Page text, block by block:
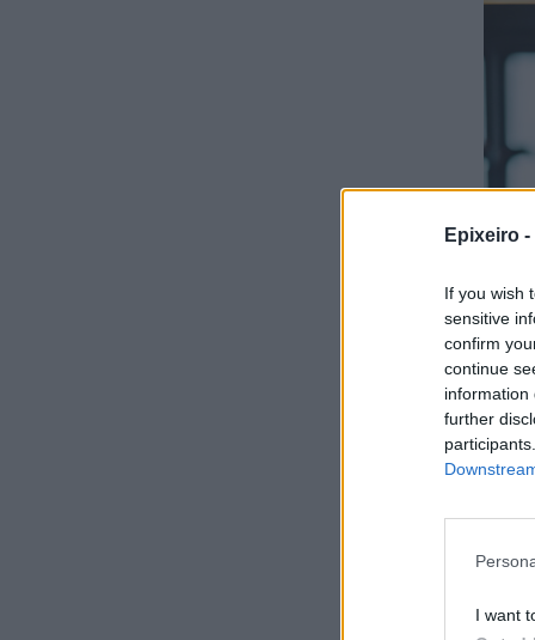
Epixeiro -
If you wish
sensitive
confirm
continue
information
further
I want